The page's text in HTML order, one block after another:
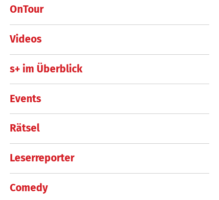
OnTour
Videos
s+ im Überblick
Events
Rätsel
Leserreporter
Comedy